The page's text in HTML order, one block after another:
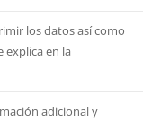
los datos así como
explica en la
adicional y